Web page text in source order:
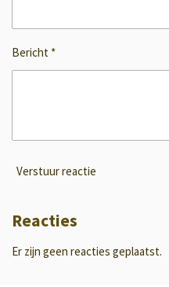
Bericht *
Verstuur reactie
Reacties
Er zijn geen reacties geplaatst.